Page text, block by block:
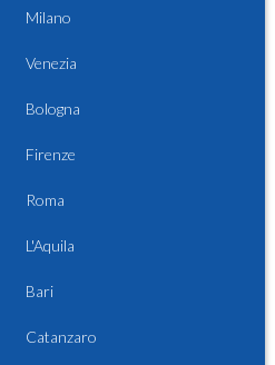
Milano
Venezia
Bologna
Firenze
Roma
L'Aquila
Bari
Catanzaro